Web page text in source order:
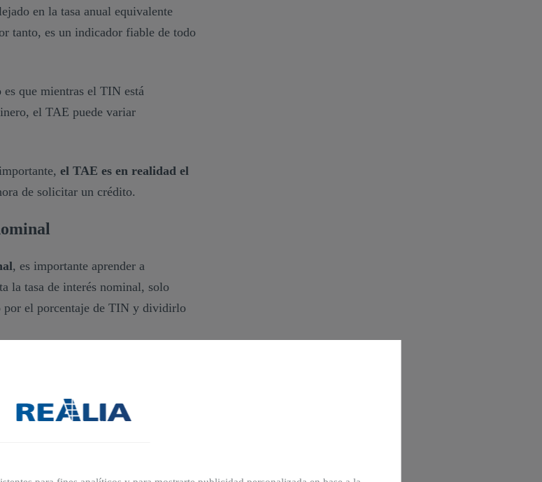
en la tasa anual equivalente
tanto, es un indicador fiable de todo
es que mientras el TIN está
el TAE puede variar
el TAE es en realidad el
de solicitar un crédito.
, es importante aprender a
la tasa de interés nominal, solo
el porcentaje de TIN y dividirlo